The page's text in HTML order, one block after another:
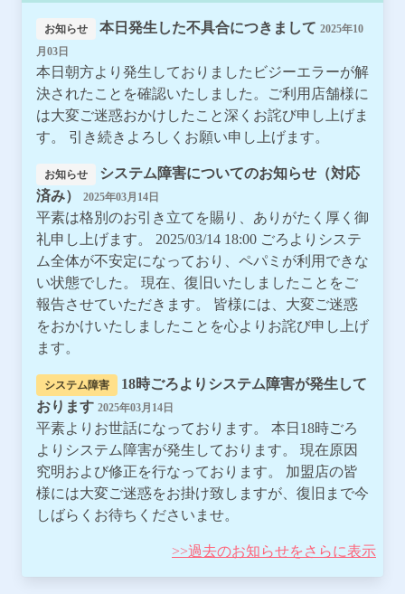
お知らせ 本日発生した不具合につきまして 2025年10
月03日
本日朝方より発生しておりましたビジーエラーが解
決されたことを確認いたしました。ご利用店舗様に
は大変ご迷惑おかけしたこと深くお詫び申し上げま
す。 引き続きよろしくお願い申し上げます。
お知らせ
システム障害についてのお知らせ（対応
済み）
2025年03月14日
平素は格別のお引き立てを賜り、ありがたく厚く御
礼申し上げます。 2025/03/14 18:00 ごろよりシステ
ム全体が不安定になっており、ペパミが利用できな
い状態でした。 現在、復旧いたしましたことをご
報告させていただきます。 皆様には、大変ご迷惑
をおかけいたしましたことを心よりお詫び申し上げ
ます。
システム障害
18時ごろよりシステム障害が発生して
おります 2025年03月14日
平素よりお世話になっております。 本日18時ごろ
よりシステム障害が発生しております。 現在原因
究明および修正を行なっております。 加盟店の皆
様には大変ご迷惑をお掛け致しますが、復旧まで今
しばらくお待ちくださいませ。
>>過去のお知らせをさらに表示